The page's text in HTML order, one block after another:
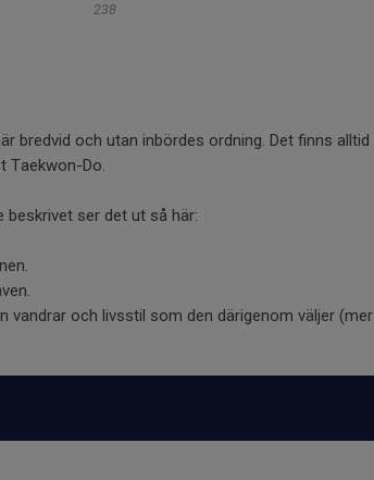
238
bredvid och utan inbördes ordning. Det finns alltid
Taekwon-Do.
beskrivet ser det ut så här:
vandrar och livsstil som den därigenom väljer